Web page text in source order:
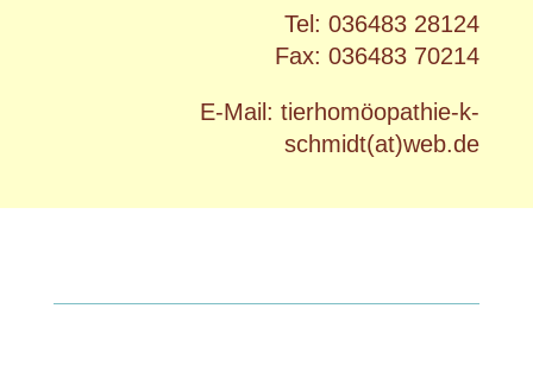
Tel: 036483 28124
Fax: 036483 70214
E-Mail: tierhomöopathie-k-
schmidt(at)web.de